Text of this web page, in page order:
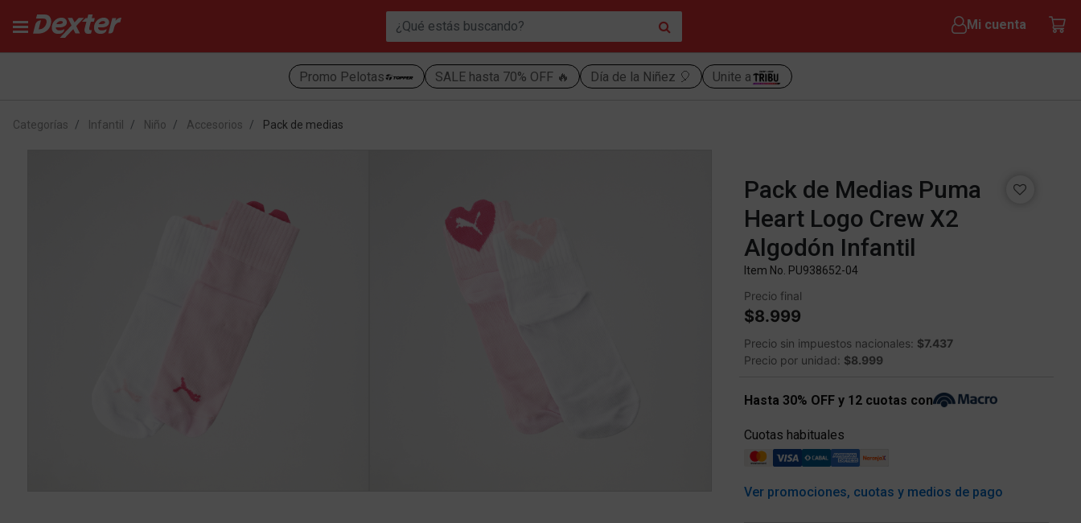
Mi cuenta
Promo Pelotas SALE hasta 70% OFF 🔥 Día de la Niñez 🎈 Unite a
Categorías Infantil Niño Accesorios Pack de medias
Pack de Medias Puma
Heart Logo Crew X2
Algodón Infantil
Item No. PU938652-04
Precio final
$8.999
Precio sin impuestos nacionales: $7.437
Precio por unidad: $8.999
Hasta 30% OFF y 12 cuotas con
Cuotas habituales
Ver promociones, cuotas y medios de pago